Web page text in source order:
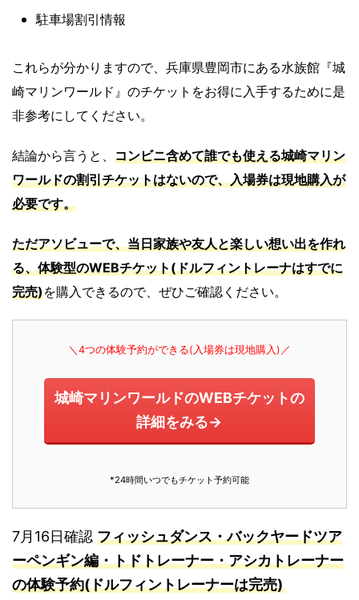
駐車場割引情報
これらが分かりますので、兵庫県豊岡市にある水族館『城
崎マリンワールド』のチケットをお得に入手するために是
非参考にしてください。
結論から言うと、 コンビニ含めて誰でも使える城崎マリン
ワールドの割引チケットはないので、入場券は現地購入が
必要です。
ただアソビューで、当日家族や友人と楽しい想い出を作れ
る、体験型のWEBチケット(ドルフィントレーナはすでに
完売)を購入できるので、ぜひご確認ください。
＼4つの体験予約ができる(入場券は現地購入)／
城崎マリンワールドのWEBチケットの
詳細をみる→
*24時間いつでもチケット予約可能
7月16日確認 フィッシュダンス・バックヤードツア
ーペンギン編・トドトレーナー・アシカトレーナー
の体験予約(ドルフィントレーナーは完売)